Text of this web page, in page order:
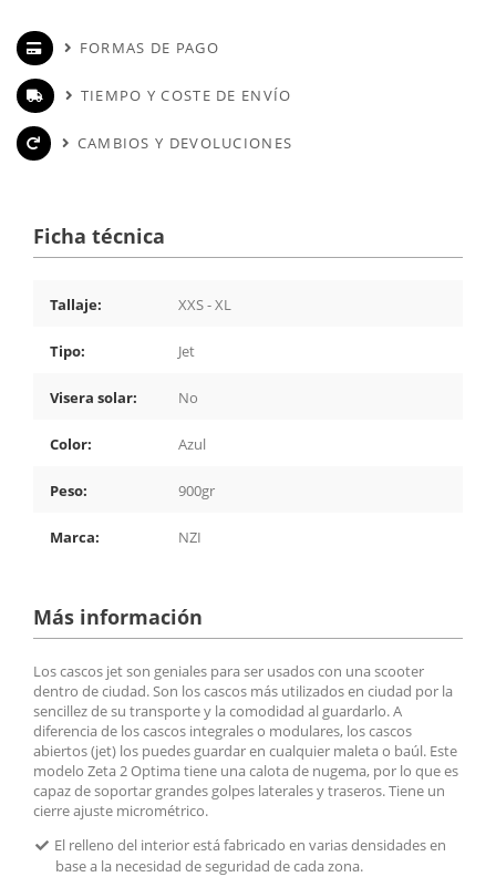
FORMAS DE PAGO
TIEMPO Y COSTE DE ENVÍO
CAMBIOS Y DEVOLUCIONES
Ficha técnica
Tallaje: XXS - XL
Tipo: Jet
Visera solar: No
Color: Azul
Peso: 900gr
Marca: NZI
Más información
Los cascos jet son geniales para ser usados con una scooter
dentro de ciudad. Son los cascos más utilizados en ciudad por la
sencillez de su transporte y la comodidad al guardarlo. A
diferencia de los cascos integrales o modulares, los cascos
abiertos (jet) los puedes guardar en cualquier maleta o baúl. Este
modelo Zeta 2 Optima tiene una calota de nugema, por lo que es
capaz de soportar grandes golpes laterales y traseros. Tiene un
cierre ajuste micrométrico.
El relleno del interior está fabricado en varias densidades en
base a la necesidad de seguridad de cada zona.